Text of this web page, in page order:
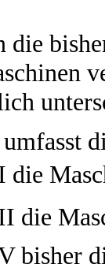
die
die
die
bisher